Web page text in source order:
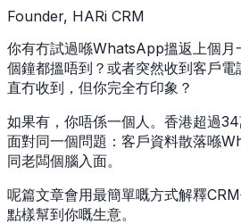
Founder, HARi CRM
你有冇試過喺WhatsApp搵返上個月
個鐘都搵唔到？或者突然收到客戶
直冇收到，但你完全冇印象？
如果有，你唔係一個人。香港超過
面對同一個問題：客戶資料散落喺
同老闆個腦入面。
呢篇文章會用最簡單嘅方式解釋
點樣幫到你嘅生意。